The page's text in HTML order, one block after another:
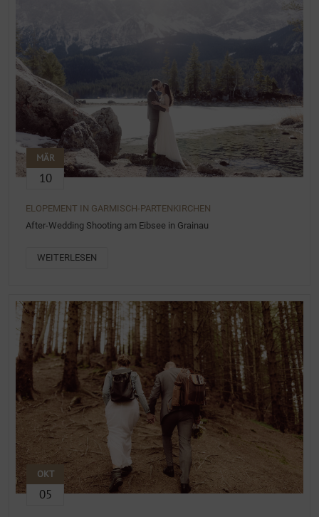
MÄR
10
ELOPEMENT IN GARMISCH-PARTENKIRCHEN
After-Wedding Shooting am Eibsee in Grainau
WEITERLESEN
OKT
05